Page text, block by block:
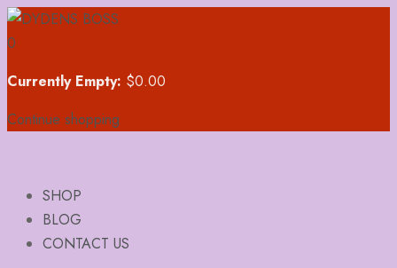
0
Currently Empty: $0.00
Continue shopping
SHOP
BLOG
CONTACT US